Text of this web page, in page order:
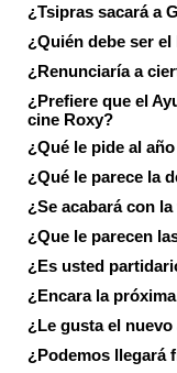
¿Tsipras sacará a
¿Quién debe ser
¿Renunciaría a
¿Prefiere que el
cine Roxy?
¿Qué le pide al
¿Qué le parece la
¿Se acabará con
¿Que le parecen
¿Es usted
¿Encara la
¿Le gusta el
¿Podemos llegará